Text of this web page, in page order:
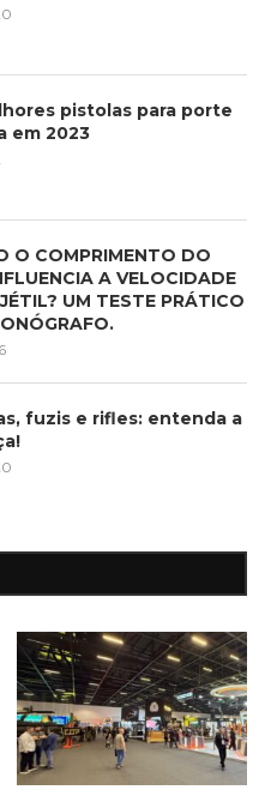
pistolas para porte
em 2023
O COMPRIMENTO DO
A VELOCIDADE
UM TESTE PRÁTICO
fuzis e rifles: entenda a